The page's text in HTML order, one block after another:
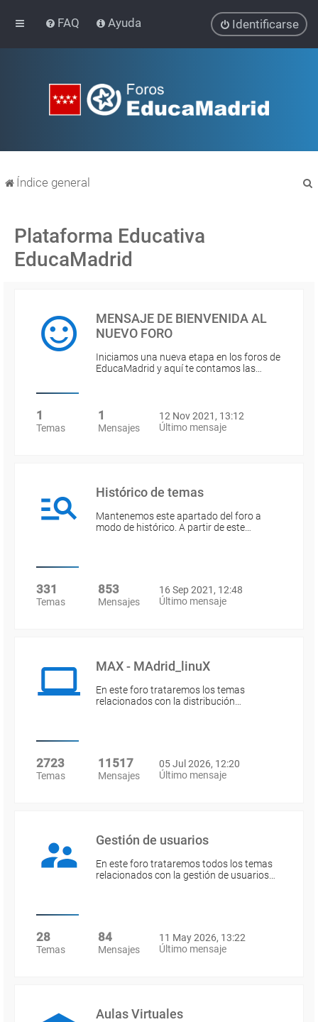
FAQ Ayuda Identificarse
Índice general
Plataforma Educativa
EducaMadrid
MENSAJE DE BIENVENIDA AL
NUEVO FORO
Iniciamos una nueva etapa en los foros de
EducaMadrid y aquí te contamos las…
1
Temas
1
Mensajes
12 Nov 2021, 13:12
Último mensaje
Histórico de temas
Mantenemos este apartado del foro a
modo de histórico. A partir de este…
331
Temas
853
Mensajes
16 Sep 2021, 12:48
Último mensaje
MAX - MAdrid_linuX
En este foro trataremos los temas
relacionados con la distribución…
2723
Temas
11517
Mensajes
05 Jul 2026, 12:20
Último mensaje
Gestión de usuarios
En este foro trataremos todos los temas
relacionados con la gestión de usuarios…
28
Temas
84
Mensajes
11 May 2026, 13:22
Último mensaje
Aulas Virtuales